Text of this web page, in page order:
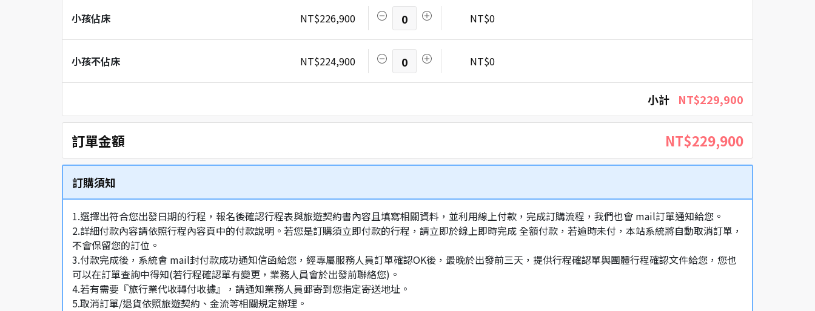
小孩佔床 NT$226,900 0 NT$0
小孩不佔床 NT$224,900 0 NT$0
小計 NT$229,900
訂單金額 NT$229,900
訂購須知
1.選擇出符合您出發日期的行程，報名後確認行程表與旅遊契約書內容且填寫相關資料，並利用線上付款，完成訂購流程，我們也會 mail訂單通知給您。
2.詳細付款內容請依照行程內容頁中的付款說明。若您是訂購須立即付款的行程，請立即於線上即時完成 全額付款，若逾時未付，本站系統將自動取消訂單，
不會保留您的訂位。
3.付款完成後，系統會 mail封付款成功通知信函給您，經專屬服務人員訂單確認OK後，最晚於出發前三天，提供行程確認單與團體行程確認文件給您，您也
可以在訂單查詢中得知(若行程確認單有變更，業務人員會於出發前聯絡您)。
4.若有需要『旅行業代收轉付收據』，請通知業務人員郵寄到您指定寄送地址。
5.取消訂單/退貨依照旅遊契約、金流等相關規定辦理。